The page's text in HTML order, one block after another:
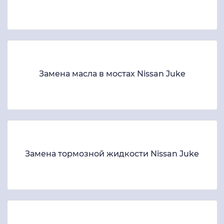
Замена масла в мостах Nissan Juke
Замена тормозной жидкости Nissan Juke